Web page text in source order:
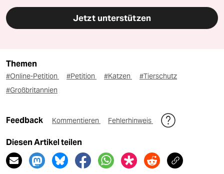
Jetzt unterstützen
Themen
#Online-Petition #Petition #Katzen
#Tierschutz
#Großbritannien
Feedback Kommentieren Fehlerhinweis
Diesen Artikel teilen